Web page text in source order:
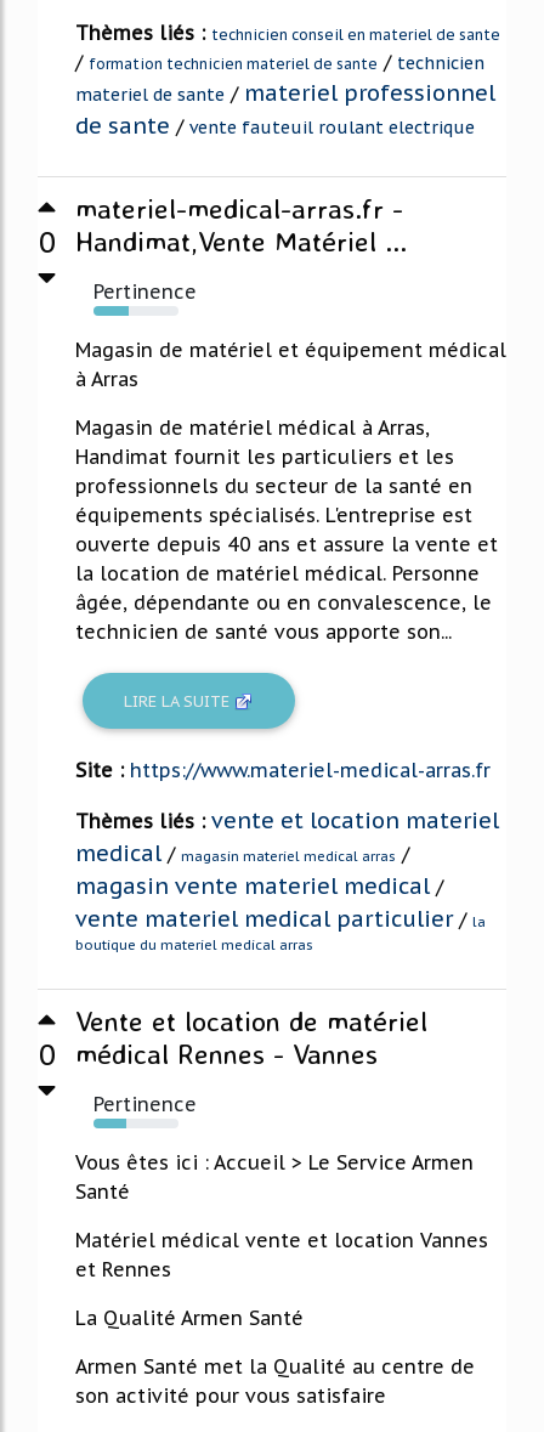
Thèmes liés : technicien conseil en materiel de sante
/ formation technicien materiel de sante / technicien
materiel de sante / materiel professionnel
de sante / vente fauteuil roulant electrique
0
materiel-medical-arras.fr -
Handimat,Vente Matériel ...
Pertinence
41%
Magasin de matériel et équipement médical
à Arras
Magasin de matériel médical à Arras,
Handimat fournit les particuliers et les
professionnels du secteur de la santé en
équipements spécialisés. L'entreprise est
ouverte depuis 40 ans et assure la vente et
la location de matériel médical. Personne
âgée, dépendante ou en convalescence, le
technicien de santé vous apporte son...
LIRE LA SUITE
Site : https://www.materiel-medical-arras.fr
Thèmes liés : vente et location materiel
medical/ magasin materiel medical arras /
magasin vente materiel medical/
vente materiel medical particulier/ la
boutique du materiel medical arras
0
Vente et location de matériel
médical Rennes - Vannes
Pertinence
38%
Vous êtes ici : Accueil > Le Service Armen
Santé
Matériel médical vente et location Vannes
et Rennes
La Qualité Armen Santé
Armen Santé met la Qualité au centre de
son activité pour vous satisfaire